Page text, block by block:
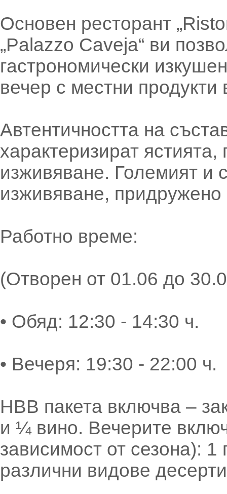
Основен ресторант
„Palazzo Caveja“ ви
гастрономически
вечер с местни продукти
Автентичността на
характеризират
изживяване. Големият и
изживяване, придружено
Работно време:
(Отворен от 01.06 до
• Обяд: 12:30 - 14:30 ч.
• Вечеря: 19:30 - 22:00 ч.
HBB пакета включва –
и ¼ вино. Вечерите
зависимост от сезона):
различни видове